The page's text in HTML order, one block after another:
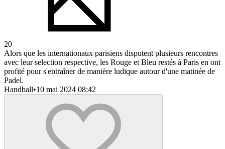
20
Alors que les internationaux parisiens disputent plusieurs rencontres
avec leur selection respective, les Rouge et Bleu restés à Paris en ont
profité pour s'entraîner de manière ludique autour d'une matinée de
Padel.
Handball•10 mai 2024 08:42